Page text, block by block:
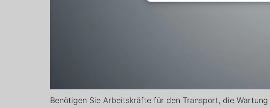
Benötigen Sie Arbeitskräfte für den Transport, die